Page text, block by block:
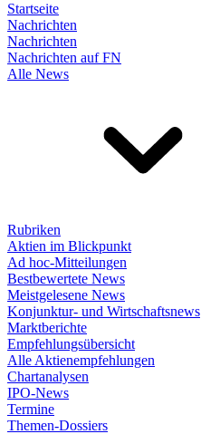
Startseite
Nachrichten
Nachrichten
Nachrichten auf FN
Alle News
Rubriken
Aktien im Blickpunkt
Ad hoc-Mitteilungen
Bestbewertete News
Meistgelesene News
Konjunktur- und Wirtschaftsnews
Marktberichte
Empfehlungsübersicht
Alle Aktienempfehlungen
Chartanalysen
IPO-News
Termine
Themen-Dossiers